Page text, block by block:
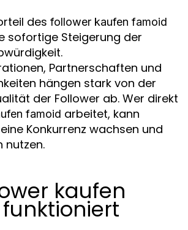
des follower kaufen famoid
sofortige Steigerung der
Partnerschaften und
hängen stark von der
der Follower ab. Wer direkt
famoid arbeitet, kann
Konkurrenz wachsen und
nutzen.
kaufen